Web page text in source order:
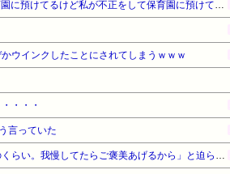
お産トラブルの後遺症で日によっては長時間寝込むので保育園に預けてるけど私が不正をして保育園に預けてると思い込んでいるママ達がうざったい
ウインクしたことにされてしまうｗｗｗ
・・・
言っていた
ウトのセクハラを夫に泣いて訴えても「いいじゃないかそのくらい。我慢してたらご褒美あげるから」と迫られた。夫が気持ち悪くて悲鳴をあげたら「うるさい」とグーで殴られた